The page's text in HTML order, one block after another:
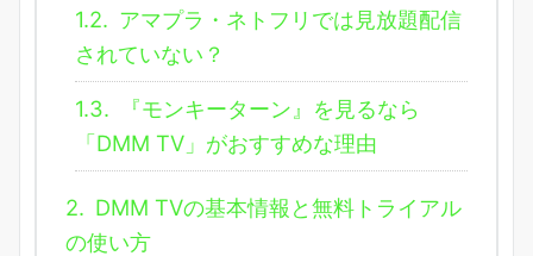
1.2. アマプラ・ネトフリでは見放題配信
されていない？
1.3.
『モンキーターン』を見るなら
「DMM TV」がおすすめな理由
2. DMM TVの基本情報と無料トライアル
の使い方